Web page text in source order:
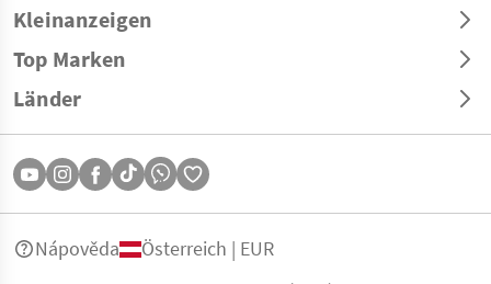
Kleinanzeigen
Top Marken
Länder
Nápověda Österreich | EUR